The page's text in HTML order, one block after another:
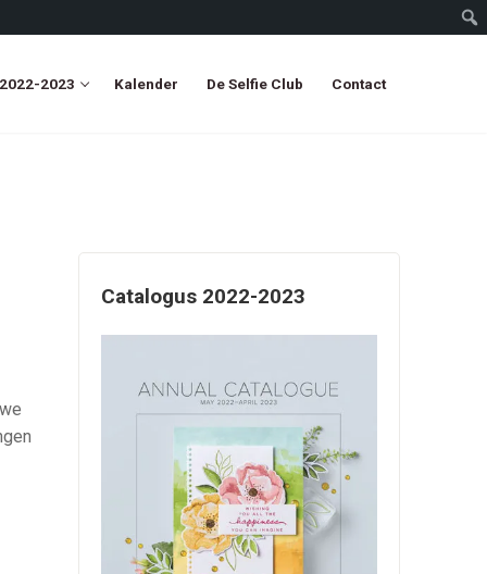
2023 Kalender De Selfie Club Contact
Catalogus 2022-2023